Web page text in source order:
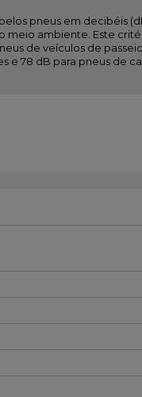
pneus em decibéis
meio ambiente. Este
de veículos de
e 78 dB para pneus de